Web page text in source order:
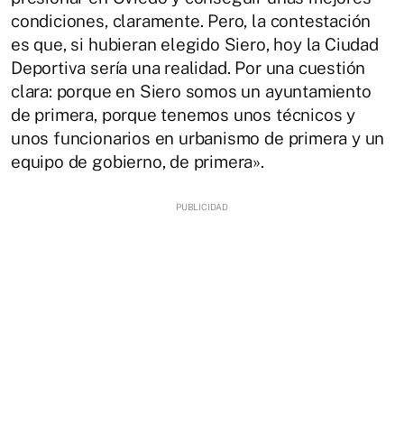
condiciones, claramente. Pero, la contestación
es que, si hubieran elegido Siero, hoy la Ciudad
Deportiva sería una realidad. Por una cuestión
clara: porque en Siero somos un ayuntamiento
de primera, porque tenemos unos técnicos y
unos funcionarios en urbanismo de primera y un
equipo de gobierno, de primera».